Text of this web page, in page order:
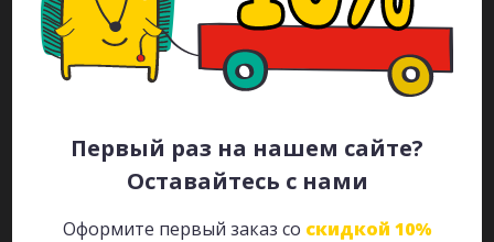
Первый раз на нашем сайте?
Оставайтесь с нами
Оформите первый заказ со скидкой 10%
Каталог
Будьте всегда в курсе!